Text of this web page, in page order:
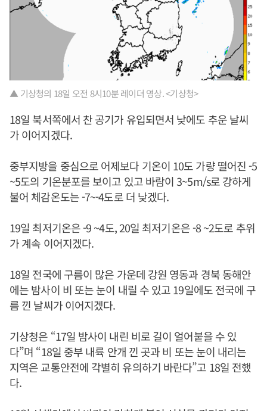
▲ 기상청의 18일 오전 8시10분 레이더 영상. <기상청>
18일 북서쪽에서 찬 공기가 유입되면서 낮에도 추운 날씨
가 이어지겠다.
중부지방을 중심으로 어제보다 기온이 10도 가량 떨어진 -5
~5도의 기온분포를 보이고 있고 바람이 3~5m/s로 강하게
불어 체감온도는 -7~-4도로 더 낮겠다.
19일 최저기온은 -9 ~4도, 20일 최저기온은 -8 ~2도로 추위
가 계속 이어지겠다.
18일 전국에 구름이 많은 가운데 강원 영동과 경북 동해안
에는 밤사이 비 또는 눈이 내릴 수 있고 19일에도 전국에 구
름 낀 날씨가 이어지겠다.
기상청은 “17일 밤사이 내린 비로 길이 얼어붙을 수 있
다”며 “18일 중부 내륙 안개 낀 곳과 비 또는 눈이 내리는
지역은 교통안전에 각별히 유의하기 바란다”고 18일 전했
다.